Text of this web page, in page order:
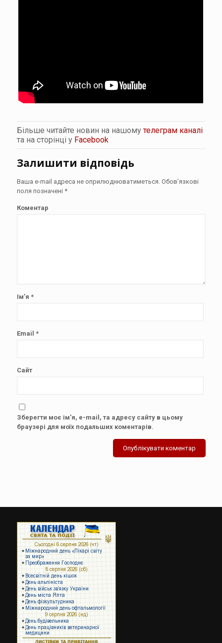
Більше читайте новин на нашомутелеграм каналі
та на сторінці у Facebook
Залишити відповідь
Ваша e-mail адреса не оприлюднюватиметься. Обов’язкові
поля позначені *
Коментар
Ім’я *
Email *
Сайт
Зберегти моє ім'я, e-mail, та адресу сайту в цьому
браузері для моїх подальших коментарів.